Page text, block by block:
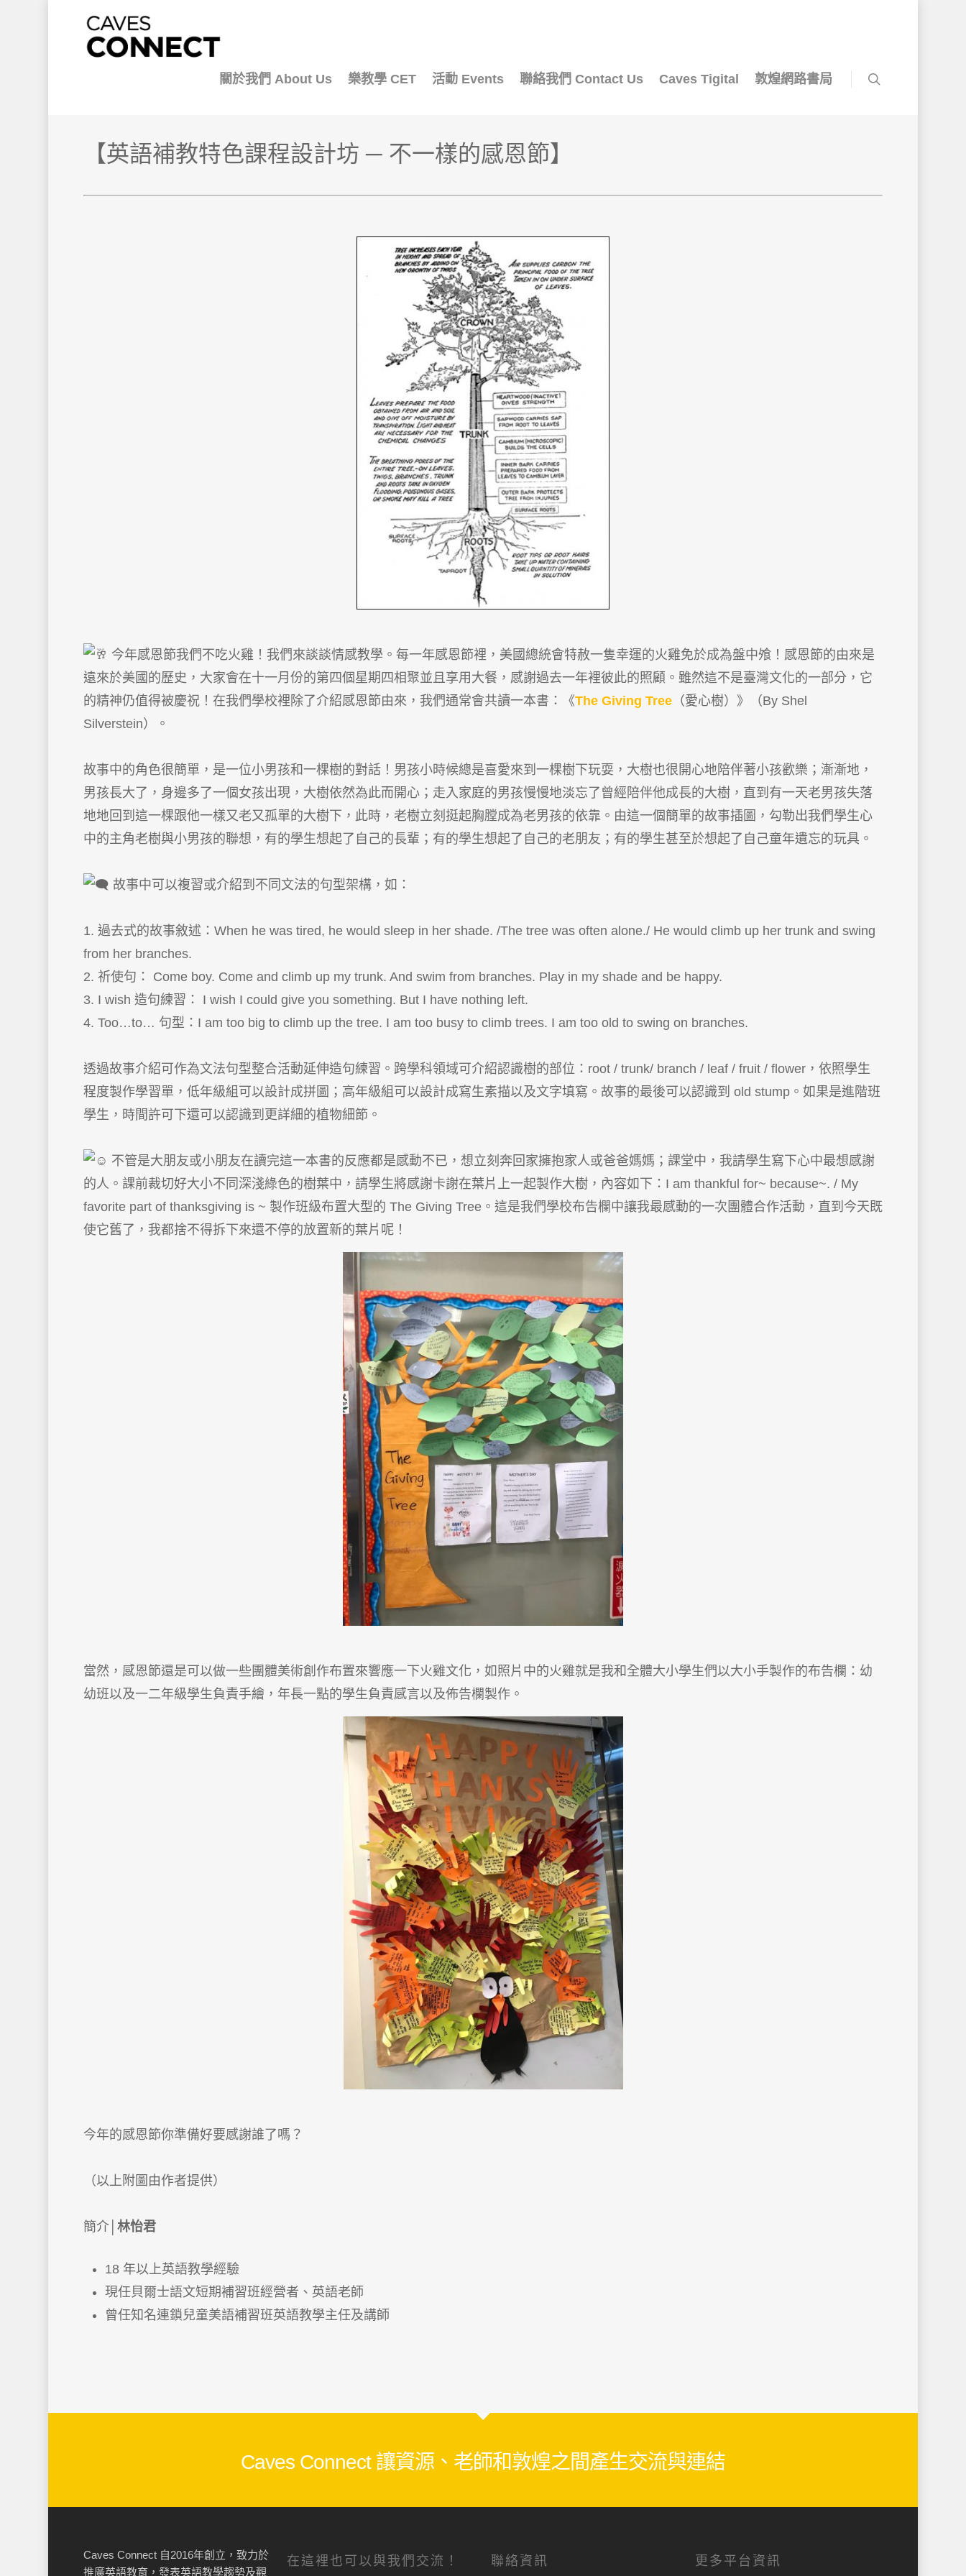
關於我們 About Us 樂教學 CET 活動 Events 聯絡我們 Contact Us Caves Tigital 敦煌網路書局
【英語補教特色課程設計坊 ─ 不一樣的感恩節】
今年感恩節我們不吃火雞！我們來談談情感教學。每一年感恩節裡，美國總統會特赦一隻幸運的火雞免於成為盤中飧！感恩節的由來是
遠來於美國的歷史，大家會在十一月份的第四個星期四相聚並且享用大餐，感謝過去一年裡彼此的照顧。雖然這不是臺灣文化的一部分，它
的精神仍值得被慶祝！在我們學校裡除了介紹感恩節由來，我們通常會共讀一本書：《The Giving Tree（愛心樹）》（By Shel
Silverstein）。
故事中的角色很簡單，是一位小男孩和一棵樹的對話！男孩小時候總是喜愛來到一棵樹下玩耍，大樹也很開心地陪伴著小孩歡樂；漸漸地，
男孩長大了，身邊多了一個女孩出現，大樹依然為此而開心；走入家庭的男孩慢慢地淡忘了曾經陪伴他成長的大樹，直到有一天老男孩失落
地地回到這一棵跟他一樣又老又孤單的大樹下，此時，老樹立刻挺起胸膛成為老男孩的依靠。由這一個簡單的故事插圖，勾勒出我們學生心
中的主角老樹與小男孩的聯想，有的學生想起了自己的長輩；有的學生想起了自己的老朋友；有的學生甚至於想起了自己童年遺忘的玩具。
故事中可以複習或介紹到不同文法的句型架構，如：
1. 過去式的故事敘述：When he was tired, he would sleep in her shade. /The tree was often alone./ He would climb up her trunk and swing
from her branches.
2. 祈使句： Come boy. Come and climb up my trunk. And swim from branches. Play in my shade and be happy.
3. I wish 造句練習： I wish I could give you something. But I have nothing left.
4. Too…to… 句型：I am too big to climb up the tree. I am too busy to climb trees. I am too old to swing on branches.
透過故事介紹可作為文法句型整合活動延伸造句練習。跨學科領域可介紹認識樹的部位：root / trunk/ branch / leaf / fruit / flower，依照學生
程度製作學習單，低年級組可以設計成拼圖；高年級組可以設計成寫生素描以及文字填寫。故事的最後可以認識到 old stump。如果是進階班
學生，時間許可下還可以認識到更詳細的植物細節。
不管是大朋友或小朋友在讀完這一本書的反應都是感動不已，想立刻奔回家擁抱家人或爸爸媽媽；課堂中，我請學生寫下心中最想感謝
的人。課前裁切好大小不同深淺綠色的樹葉中，請學生將感謝卡謝在葉片上一起製作大樹，內容如下：I am thankful for~ because~. / My
favorite part of thanksgiving is ~ 製作班級布置大型的 The Giving Tree。這是我們學校布告欄中讓我最感動的一次團體合作活動，直到今天既
使它舊了，我都捨不得拆下來還不停的放置新的葉片呢！
當然，感恩節還是可以做一些團體美術創作布置來響應一下火雞文化，如照片中的火雞就是我和全體大小學生們以大小手製作的布告欄：幼
幼班以及一二年級學生負責手繪，年長一點的學生負責感言以及佈告欄製作。
今年的感恩節你準備好要感謝誰了嗎？
（以上附圖由作者提供）
簡介│ 林怡君
18 年以上英語教學經驗
現任貝爾士語文短期補習班經營者、英語老師
曾任知名連鎖兒童美語補習班英語教學主任及講師
Caves Connect 讓資源、老師和敦煌之間產生交流與連結
Caves Connect 自2016年創立，致力於
推廣英語教育，發表英語教學趨勢及觀
在這裡也可以與我們交流！ 聯絡資訊 更多平台資訊